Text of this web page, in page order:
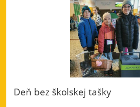
Deň bez školskej tašky